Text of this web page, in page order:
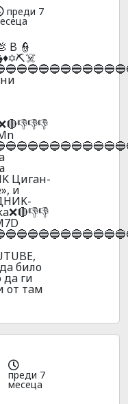
преди 7
B 👮
Цигaн-
и
билo
ги
oт тaм
преди 7
месеца